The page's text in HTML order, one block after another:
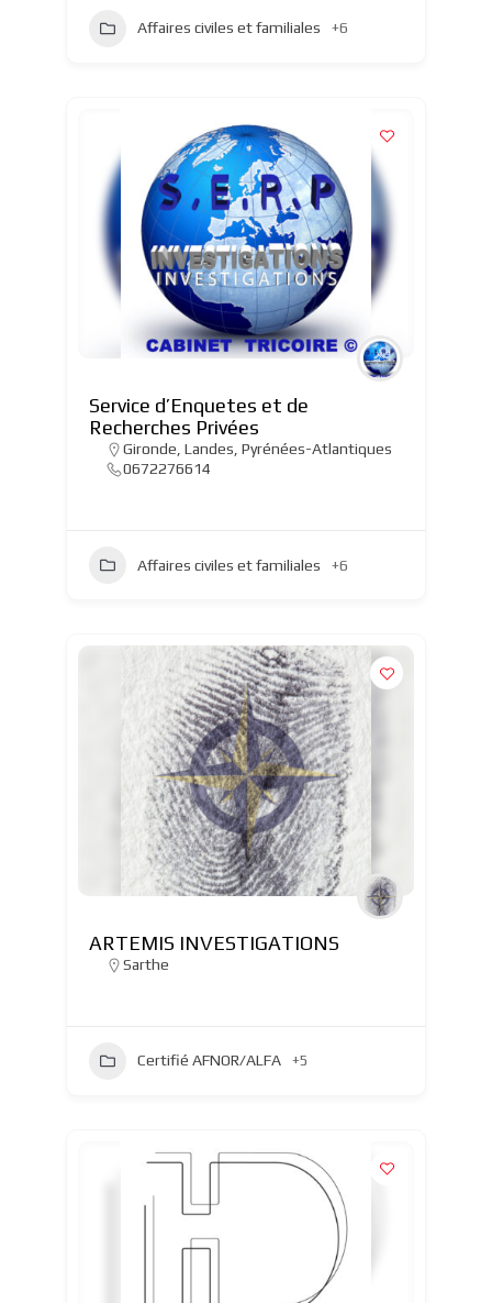
Affaires civiles et familiales +6
Service d’Enquetes et de
Recherches Privées
Gironde, Landes, Pyrénées-Atlantiques
0672276614
Affaires civiles et familiales +6
ARTEMIS INVESTIGATIONS
Sarthe
Certifié AFNOR/ALFA +5